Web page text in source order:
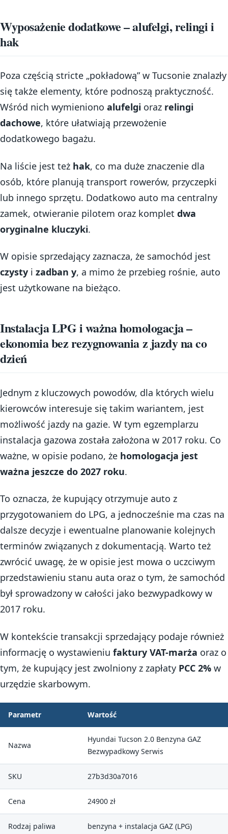
Wyposażenie dodatkowe – alufelgi, relingi i
hak
Poza częścią stricte „pokładową” w Tucsonie znalazły
się także elementy, które podnoszą praktyczność.
Wśród nich wymieniono alufelgi oraz relingi
dachowe, które ułatwiają przewożenie
dodatkowego bagażu.
Na liście jest też hak, co ma duże znaczenie dla
osób, które planują transport rowerów, przyczepki
lub innego sprzętu. Dodatkowo auto ma centralny
zamek, otwieranie pilotem oraz komplet dwa
oryginalne kluczyki.
W opisie sprzedający zaznacza, że samochód jest
czysty i zadban y, a mimo że przebieg rośnie, auto
jest użytkowane na bieżąco.
Instalacja LPG i ważna homologacja –
ekonomia bez rezygnowania z jazdy na co
dzień
Jednym z kluczowych powodów, dla których wielu
kierowców interesuje się takim wariantem, jest
możliwość jazdy na gazie. W tym egzemplarzu
instalacja gazowa została założona w 2017 roku. Co
ważne, w opisie podano, że homologacja jest
ważna jeszcze do 2027 roku.
To oznacza, że kupujący otrzymuje auto z
przygotowaniem do LPG, a jednocześnie ma czas na
dalsze decyzje i ewentualne planowanie kolejnych
terminów związanych z dokumentacją. Warto też
zwrócić uwagę, że w opisie jest mowa o uczciwym
przedstawieniu stanu auta oraz o tym, że samochód
był sprowadzony w całości jako bezwypadkowy w
2017 roku.
W kontekście transakcji sprzedający podaje również
informację o wystawieniu faktury VAT-marża oraz o
tym, że kupujący jest zwolniony z zapłaty PCC 2% w
urzędzie skarbowym.
Parametr Wartość
Nazwa
Hyundai Tucson 2.0 Benzyna GAZ
Bezwypadkowy Serwis
SKU 27b3d30a7016
Cena 24900 zł
Rodzaj paliwa benzyna + instalacja GAZ (LPG)